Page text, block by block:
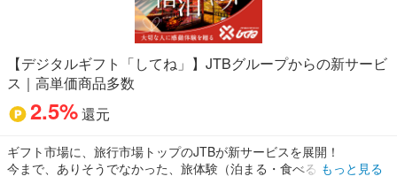
【デジタルギフト「してね」】JTBグループからの新サービ
ス｜高単価商品多数
2.5%還元
ギフト市場に、旅行市場トップのJTBが新サービスを展開！
今まで、ありそうでなかった、旅体験（泊まる・食べる・癒す・体
もっと見る